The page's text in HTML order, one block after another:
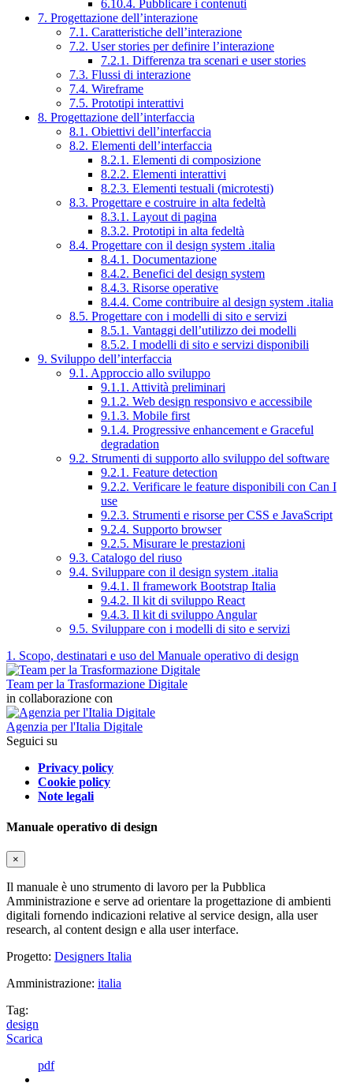
6.10.4. Pubblicare i contenuti
7. Progettazione dell’interazione
7.1. Caratteristiche dell’interazione
7.2. User stories per definire l’interazione
7.2.1. Differenza tra scenari e user stories
7.3. Flussi di interazione
7.4. Wireframe
7.5. Prototipi interattivi
8. Progettazione dell’interfaccia
8.1. Obiettivi dell’interfaccia
8.2. Elementi dell’interfaccia
8.2.1. Elementi di composizione
8.2.2. Elementi interattivi
8.2.3. Elementi testuali (microtesti)
8.3. Progettare e costruire in alta fedeltà
8.3.1. Layout di pagina
8.3.2. Prototipi in alta fedeltà
8.4. Progettare con il design system .italia
8.4.1. Documentazione
8.4.2. Benefici del design system
8.4.3. Risorse operative
8.4.4. Come contribuire al design system .italia
8.5. Progettare con i modelli di sito e servizi
8.5.1. Vantaggi dell’utilizzo dei modelli
8.5.2. I modelli di sito e servizi disponibili
9. Sviluppo dell’interfaccia
9.1. Approccio allo sviluppo
9.1.1. Attività preliminari
9.1.2. Web design responsivo e accessibile
9.1.3. Mobile first
9.1.4. Progressive enhancement e Graceful
degradation
9.2. Strumenti di supporto allo sviluppo del software
9.2.1. Feature detection
9.2.2. Verificare le feature disponibili con Can I
use
9.2.3. Strumenti e risorse per CSS e JavaScript
9.2.4. Supporto browser
9.2.5. Misurare le prestazioni
9.3. Catalogo del riuso
9.4. Sviluppare con il design system .italia
9.4.1. Il framework Bootstrap Italia
9.4.2. Il kit di sviluppo React
9.4.3. Il kit di sviluppo Angular
9.5. Sviluppare con i modelli di sito e servizi
1. Scopo, destinatari e uso del Manuale operativo di design
Team per la Trasformazione Digitale
in collaborazione con
Agenzia per l'Italia Digitale
Seguici su
Privacy policy
Cookie policy
Note legali
Manuale operativo di design
×
Il manuale è uno strumento di lavoro per la Pubblica
Amministrazione e serve ad orientare la progettazione di ambienti
digitali fornendo indicazioni relative al service design, alla user
research, al content design e alla user interface.
Progetto: Designers Italia
Amministrazione: italia
Tag:
design
Scarica
pdf